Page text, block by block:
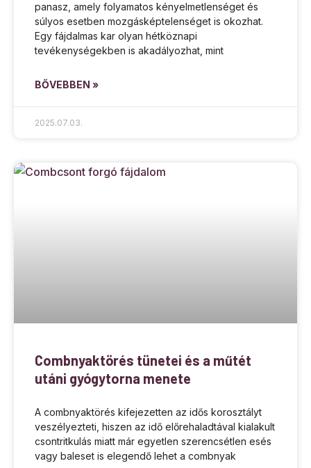
panasz, amely folyamatos kényelmetlenséget és
súlyos esetben mozgásképtelenséget is okozhat.
Egy fájdalmas kar olyan hétköznapi
tevékenységekben is akadályozhat, mint
BŐVEBBEN »
2025.07.03.
Combnyaktörés tünetei és a műtét
utáni gyógytorna menete
A combnyaktörés kifejezetten az idős korosztályt
veszélyezteti, hiszen az idő előrehaladtával kialakult
csontritkulás miatt már egyetlen szerencsétlen esés
vagy baleset is elegendő lehet a combnyak